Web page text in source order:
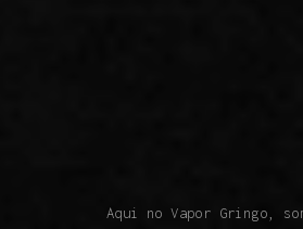
Aqui no Vapor Gringo,